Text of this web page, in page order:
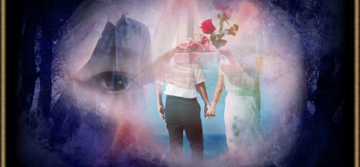
強制縁結び霊視※心奪い
両想い叶える【2人の愛軌
跡◆全32項】交際日
会員価格3,135円(税込)
通常価格 3,630円(税込)